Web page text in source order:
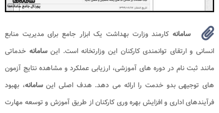
سامانهکارمند وزارت بهداشت یک ابزار جامع برای مدیریت منابع
انسانی و ارتقای توانمندی کارکنان این وزارتخانه است. اینسامانه خدماتی
مانند ثبت نام در دوره های آموزشی، ارزیابی عملکرد و مشاهده نتایج آزمون
های توجیهی بدو خدمت را ارائه می دهد. هدف اصلی اینسامانه، بهبود
فرآیندهای اداری و افزایش بهره وری کارکنان از طریق آموزش و توسعه مهارت